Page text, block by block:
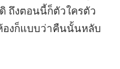
ถึงตอนนี้ก็ตัวใครตัว
องก็แบบว่าคืนนั้นหลับ